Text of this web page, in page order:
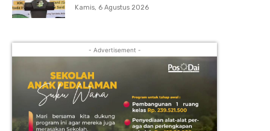
Kamis, 6 Agustus 2026
- Advertisement -